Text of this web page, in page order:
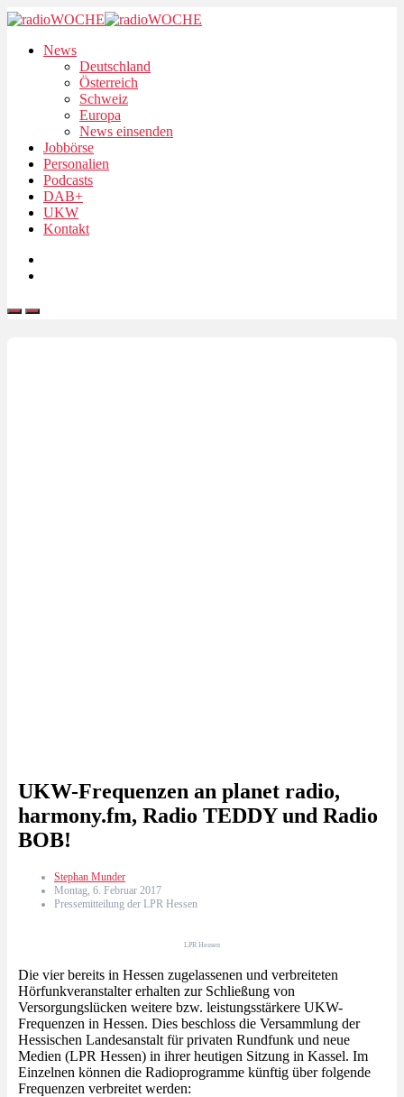
News
Deutschland
Österreich
Schweiz
Europa
News einsenden
Jobbörse
Personalien
Podcasts
DAB+
UKW
Kontakt
UKW-Frequenzen an planet radio,
harmony.fm, Radio TEDDY und Radio
BOB!
Stephan Munder
Montag, 6. Februar 2017
Pressemitteilung der LPR Hessen
LPR Hessen
Die vier bereits in Hessen zugelassenen und verbreiteten
Hörfunkveranstalter erhalten zur Schließung von
Versorgungslücken weitere bzw. leistungsstärkere UKW-
Frequenzen in Hessen. Dies beschloss die Versammlung der
Hessischen Landesanstalt für privaten Rundfunk und neue
Medien (LPR Hessen) in ihrer heutigen Sitzung in Kassel. Im
Einzelnen können die Radioprogramme künftig über folgende
Frequenzen verbreitet werden: